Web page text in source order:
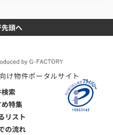
頭へ
け物件ポータルサイト
索
特集
リスト
の流れ